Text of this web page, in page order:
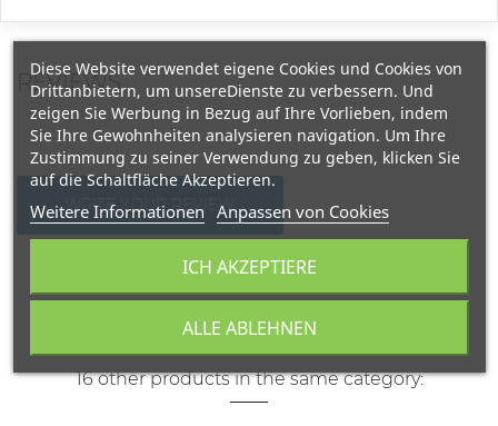
REVIEWS
WRITE YOUR REVIEW
16 other products in the same category:
Diese Website verwendet eigene Cookies und Cookies von
Drittanbietern, um unsereDienste zu verbessern. Und
zeigen Sie Werbung in Bezug auf Ihre Vorlieben, indem
Sie Ihre Gewohnheiten analysieren navigation. Um Ihre
Zustimmung zu seiner Verwendung zu geben, klicken Sie
auf die Schaltfläche Akzeptieren.
Weitere Informationen Anpassen von Cookies
ALLE ABLEHNEN
ICH AKZEPTIERE